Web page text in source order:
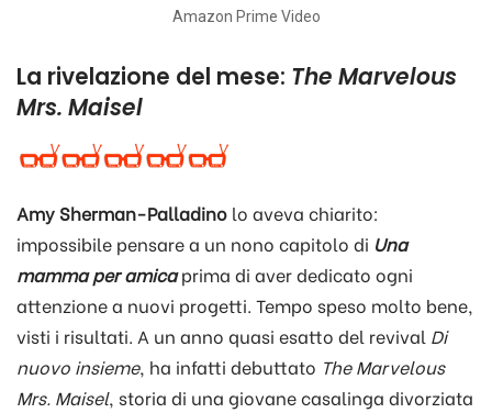
Amazon Prime Video
La rivelazione del mese: The Marvelous
Mrs. Maisel
Amy Sherman-Palladino lo aveva chiarito:
impossibile pensare a un nono capitolo di Una
mamma per amicaprima di aver dedicato ogni
attenzione a nuovi progetti. Tempo speso molto bene,
visti i risultati. A un anno quasi esatto del revival Di
nuovo insieme, ha infatti debuttato The Marvelous
Mrs. Maisel, storia di una giovane casalinga divorziata